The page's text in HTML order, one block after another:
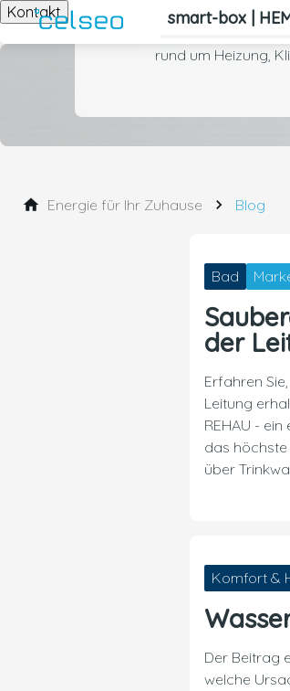
Kontakt smart-box |
rund um Heizung,
Energie für Ihr Zuhause Blog
Bad
der
Erfahren
Leitung
REHAU -
das
über
Komfort &
Der Beitrag
welche